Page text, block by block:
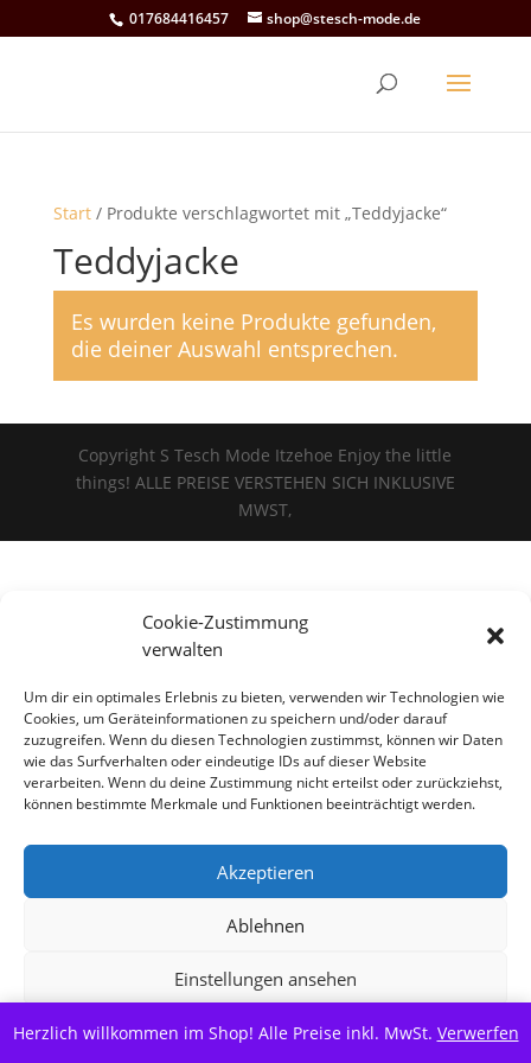
Cookie-Zustimmung
verwalten
Um dir ein optimales Erlebnis zu bieten, verwenden wir Technologien wie
Cookies, um Geräteinformationen zu speichern und/oder darauf
zuzugreifen. Wenn du diesen Technologien zustimmst, können wir Daten
wie das Surfverhalten oder eindeutige IDs auf dieser Website
verarbeiten. Wenn du deine Zustimmung nicht erteilst oder zurückziehst,
können bestimmte Merkmale und Funktionen beeinträchtigt werden.
Akzeptieren
Ablehnen
Einstellungen ansehen
Cookie-RichtlinieDatenschutzerklärung
Herzlich willkommen im Shop! Alle Preise inkl. MwSt. Verwerfen
017684416457 shop@stesch-mode.de
Start/ Produkte verschlagwortet mit „Teddyjacke“
Teddyjacke
Es wurden keine Produkte gefunden,
die deiner Auswahl entsprechen.
Copyright S Tesch Mode Itzehoe Enjoy the little
things! ALLE PREISE VERSTEHEN SICH INKLUSIVE
MWST,
Alle Preise inkl. der gesetzlichen MwSt.
Vertrag widerrufen